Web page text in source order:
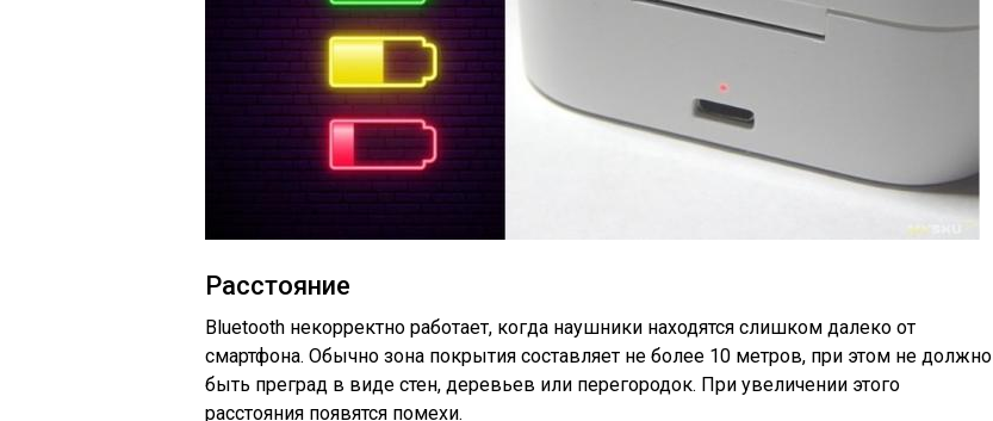
Расстояние
Bluetooth некорректно работает, когда наушники находятся слишком далеко от
смартфона. Обычно зона покрытия составляет не более 10 метров, при этом не должно
быть преград в виде стен, деревьев или перегородок. При увеличении этого
расстояния появятся помехи.